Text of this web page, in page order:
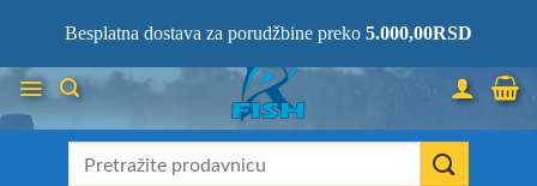
content
MESTU!
Besplatna dostava za porudžbine preko 5.000,00RSD